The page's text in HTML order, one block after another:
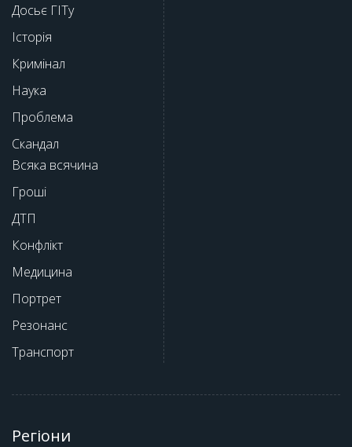
Досьє ГІТу
Історія
Кримінал
Наука
Проблема
Скандал
Всяка всячина
Гроші
ДТП
Конфлікт
Медицина
Портрет
Резонанс
Транспорт
Регіони